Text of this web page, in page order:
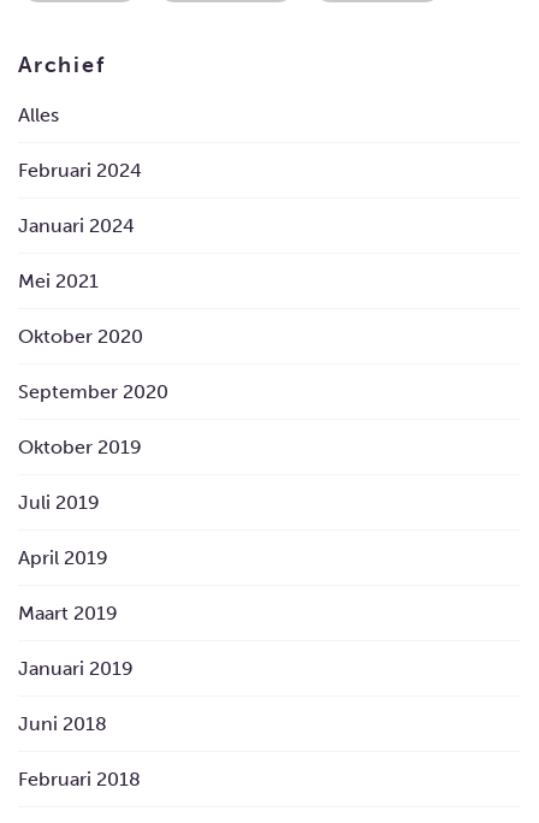
Archief
Alles
Februari 2024
Januari 2024
Mei 2021
Oktober 2020
September 2020
Oktober 2019
Juli 2019
April 2019
Maart 2019
Januari 2019
Juni 2018
Februari 2018